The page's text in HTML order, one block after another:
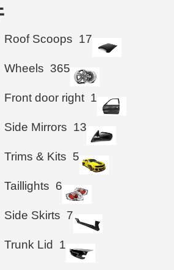
Roof Scoops 17
Wheels 365
Front door right 1
Side Mirrors 13
Trims & Kits 5
Taillights 6
Side Skirts 7
Trunk Lid 1